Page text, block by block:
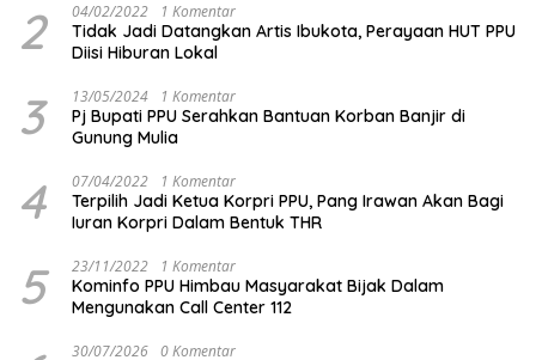
2 04/02/2022 1 Komentar
Tidak Jadi Datangkan Artis Ibukota, Perayaan HUT PPU
Diisi Hiburan Lokal
3 13/05/2024 1 Komentar
Pj Bupati PPU Serahkan Bantuan Korban Banjir di
Gunung Mulia
4 07/04/2022 1 Komentar
Terpilih Jadi Ketua Korpri PPU, Pang Irawan Akan Bagi
Iuran Korpri Dalam Bentuk THR
5 23/11/2022 1 Komentar
Kominfo PPU Himbau Masyarakat Bijak Dalam
Mengunakan Call Center 112
30/07/2026 0 Komentar